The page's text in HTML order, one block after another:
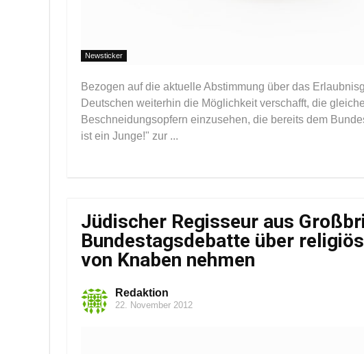
Newsticker
Bezogen auf die aktuelle Abstimmung über das
Deutschen weiterhin die Möglichkeit verschafft, die
Beschneidungsopfern einzusehen, die bereits dem
ist ein Junge!" zur ...
Jüdischer Regisseur aus
Bundestagsdebatte über
von Knaben nehmen
Redaktion
22. November 2012